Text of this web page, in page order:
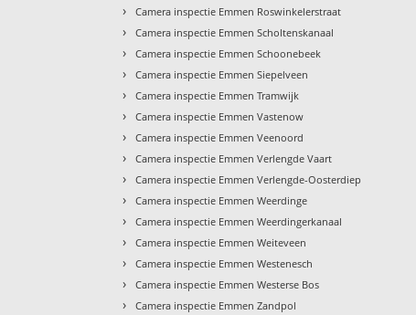
› Camera inspectie Emmen Roswinkelerstraat
› Camera inspectie Emmen Scholtenskanaal
› Camera inspectie Emmen Schoonebeek
› Camera inspectie Emmen Siepelveen
› Camera inspectie Emmen Tramwijk
› Camera inspectie Emmen Vastenow
› Camera inspectie Emmen Veenoord
› Camera inspectie Emmen Verlengde Vaart
› Camera inspectie Emmen Verlengde-Oosterdiep
› Camera inspectie Emmen Weerdinge
› Camera inspectie Emmen Weerdingerkanaal
› Camera inspectie Emmen Weiteveen
› Camera inspectie Emmen Westenesch
› Camera inspectie Emmen Westerse Bos
› Camera inspectie Emmen Zandpol